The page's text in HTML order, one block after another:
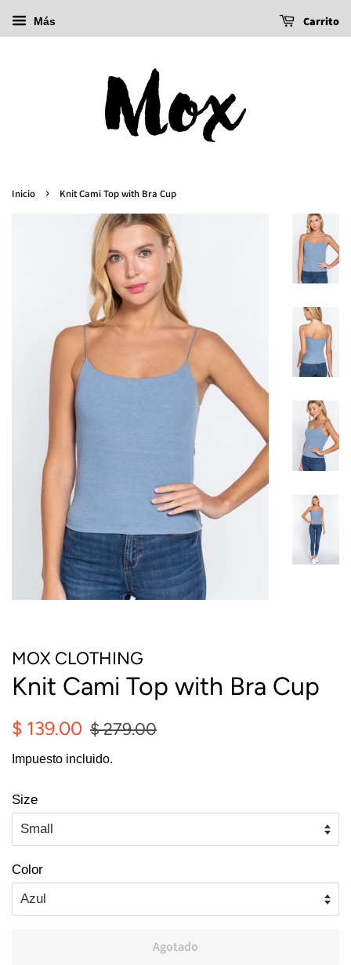
Más Carrito
Inicio › Knit Cami Top with Bra Cup
MOX CLOTHING
Knit Cami Top with Bra Cup
Precio
$ 139.00 Precio
oferta
$ 279.00
Impuesto incluido.
Size
Color
Agotado